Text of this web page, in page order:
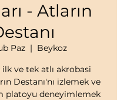
- Atların
Paz
  |
Beykoz
ve tek atlı akrobasi
Destanı'nı izlemek ve
platoyu deneyimlemek